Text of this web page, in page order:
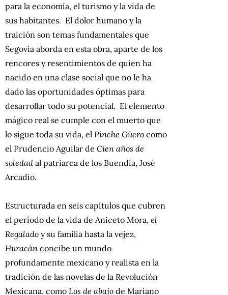
para la economía, el turismo y la vida de
sus habitantes. El dolor humano y la
traición son temas fundamentales que
Segovia aborda en esta obra, aparte de los
rencores y resentimientos de quien ha
nacido en una clase social que no le ha
dado las oportunidades óptimas para
desarrollar todo su potencial. El elemento
mágico real se cumple con el muerto que
lo sigue toda su vida, el Pinche Güero como
el Prudencio Aguilar de Cien años de
soledad al patriarca de los Buendía, José
Arcadio.
Estructurada en seis capítulos que cubren
el período de la vida de Aniceto Mora, el
Regalado y su familia hasta la vejez,
Huracán concibe un mundo
profundamente mexicano y realista en la
tradición de las novelas de la Revolución
Mexicana, como Los de abajo de Mariano